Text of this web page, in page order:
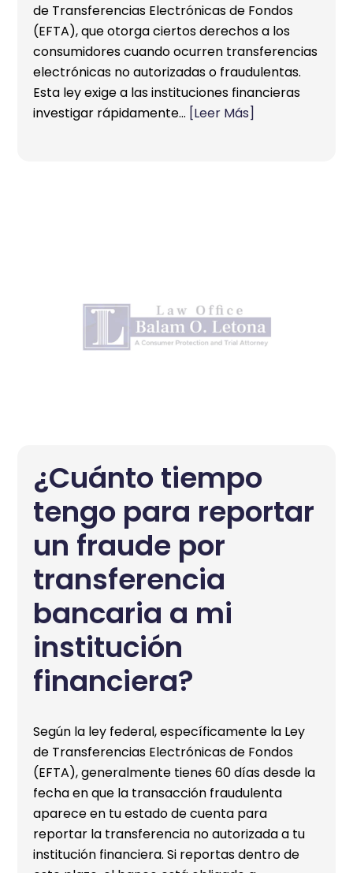
de Transferencias Electrónicas de Fondos
(EFTA), que otorga ciertos derechos a los
consumidores cuando ocurren transferencias
electrónicas no autorizadas o fraudulentas.
Esta ley exige a las instituciones financieras
investigar rápidamente… [Leer Más]
¿Cuánto tiempo
tengo para reportar
un fraude por
transferencia
bancaria a mi
institución
financiera?
Según la ley federal, específicamente la Ley
de Transferencias Electrónicas de Fondos
(EFTA), generalmente tienes 60 días desde la
fecha en que la transacción fraudulenta
aparece en tu estado de cuenta para
reportar la transferencia no autorizada a tu
institución financiera. Si reportas dentro de